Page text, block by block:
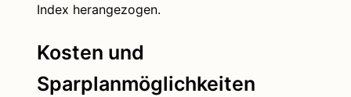
Index herangezogen.
Kosten und
Sparplanmöglichkeiten